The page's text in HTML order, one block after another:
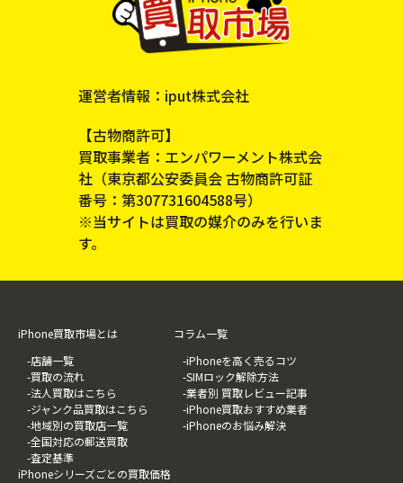
iPhone買取市場とは
-店舗一覧
-買取の流れ
-法人買取はこちら
-ジャンク品買取はこちら
-地域別の買取店一覧
-全国対応の郵送買取
-査定基準
コラム一覧
-iPhoneを高く売るコツ
-SIMロック解除方法
-業者別 買取レビュー記事
-iPhone買取おすすめ業者
-iPhoneのお悩み解決
iPhoneシリーズごとの買取価格
運営者情報：iput株式会社
【古物商許可】
買取事業者：エンパワーメント株式会
社（東京都公安委員会 古物商許可証
番号：第307731604588号）
※当サイトは買取の媒介のみを行いま
す。